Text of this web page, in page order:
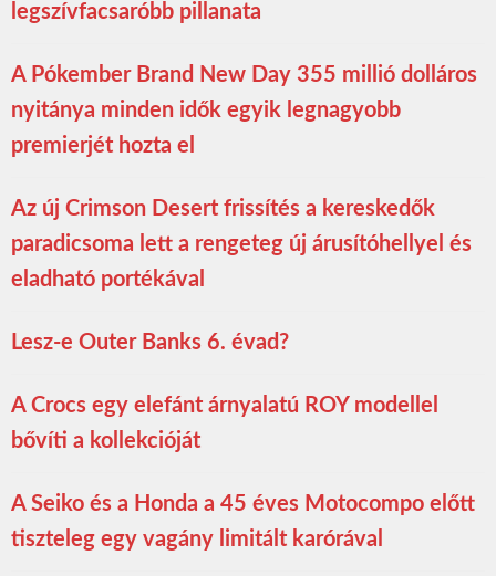
legszívfacsaróbb pillanata
A Pókember Brand New Day 355 millió dolláros
nyitánya minden idők egyik legnagyobb
premierjét hozta el
Az új Crimson Desert frissítés a kereskedők
paradicsoma lett a rengeteg új árusítóhellyel és
eladható portékával
Lesz-e Outer Banks 6. évad?
A Crocs egy elefánt árnyalatú ROY modellel
bővíti a kollekcióját
A Seiko és a Honda a 45 éves Motocompo előtt
tiszteleg egy vagány limitált karórával